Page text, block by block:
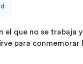
el que no se trabaja y
para conmemorar